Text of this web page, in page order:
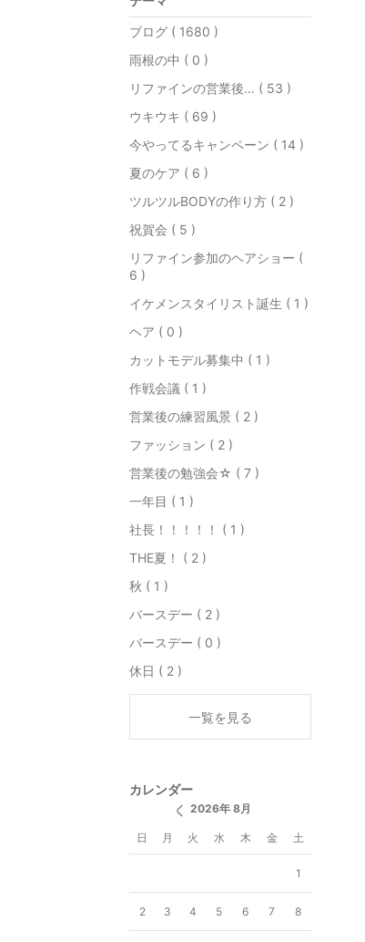
ブログ ( 1680 )
雨根の中 ( 0 )
リファインの営業後… ( 53 )
ウキウキ ( 69 )
今やってるキャンペーン ( 14 )
夏のケア ( 6 )
ツルツルBODYの作り方 ( 2 )
祝賀会 ( 5 )
リファイン参加のヘアショー (
6 )
イケメンスタイリスト誕生 ( 1 )
ヘア ( 0 )
カットモデル募集中 ( 1 )
作戦会議 ( 1 )
営業後の練習風景 ( 2 )
ファッション ( 2 )
営業後の勉強会☆ ( 7 )
一年目 ( 1 )
社長！！！！！ ( 1 )
THE夏！ ( 2 )
秋 ( 1 )
バースデー ( 2 )
バースデー ( 0 )
休日 ( 2 )
一覧を見る
カレンダー
2026年 8月
日 月 火 水 木 金 土
1
2 3 4 5 6 7 8